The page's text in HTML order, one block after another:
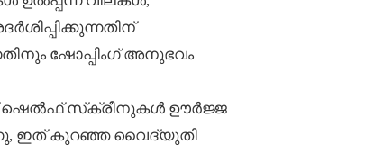
ഷോപ്പിംഗ് അനുഭവം
ഷെൽഫ് സ്‌ക്രീനുകൾ ഊർജ്ജ
ഇത് കുറഞ്ഞ വൈദ്യുതി